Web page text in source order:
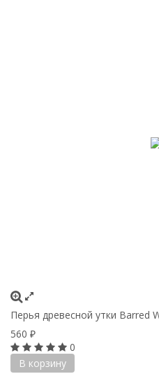
Перья древесной утки Barred
560 ₽
0
В корзину